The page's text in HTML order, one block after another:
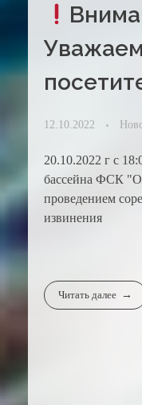
12.10.2022
20.10.2022 г с
бассейна ФСК
проведением
извинения
Читать далее